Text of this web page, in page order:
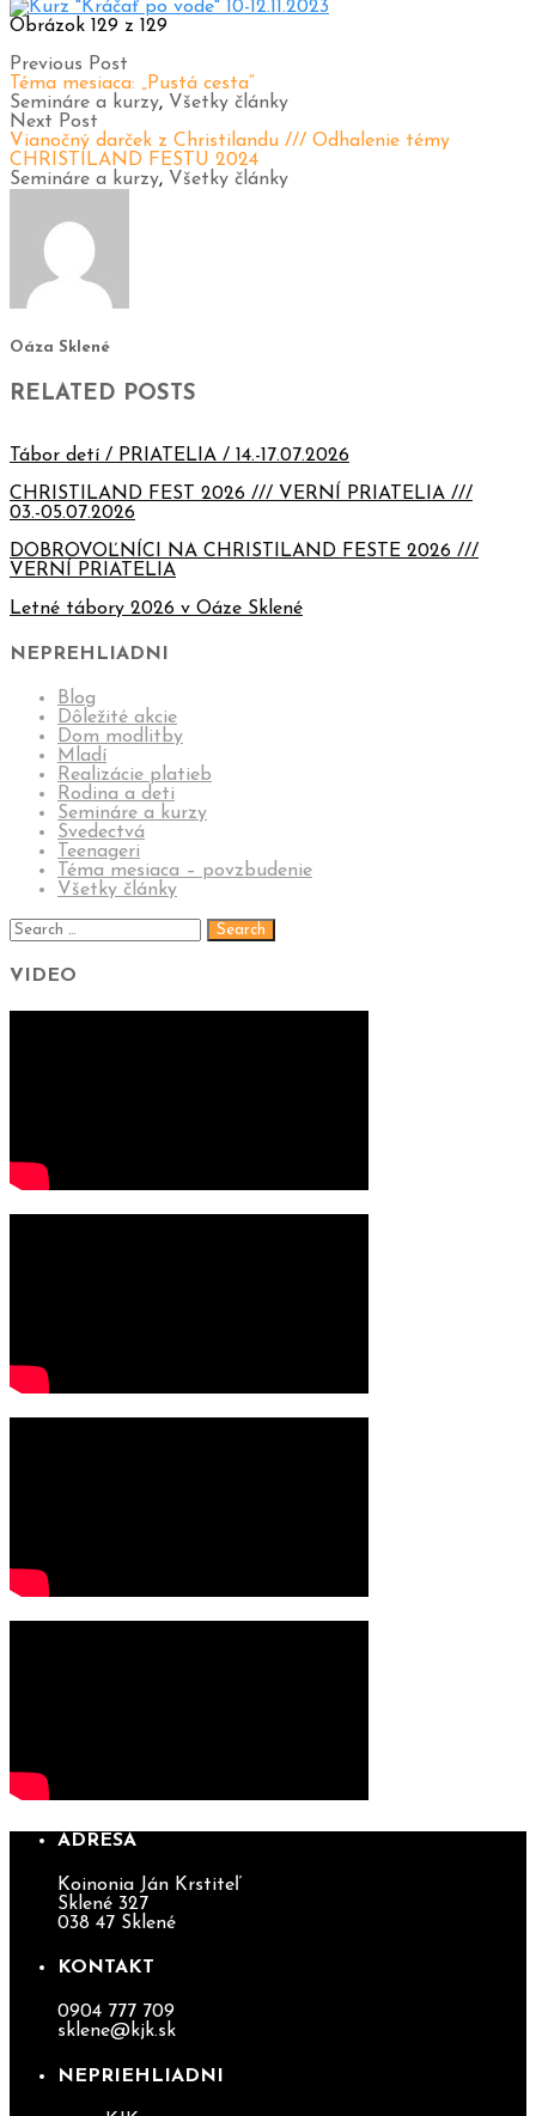
Obrázok 129 z 129
Previous Post
Téma mesiaca: „Pustá cesta“
Semináre a kurzy, Všetky články
Next Post
Vianočný darček z Christilandu /// Odhalenie témy
CHRISTILAND FESTU 2024
Semináre a kurzy, Všetky články
Oáza Sklené
RELATED POSTS
Tábor detí / PRIATELIA / 14.-17.07.2026
CHRISTILAND FEST 2026 /// VERNÍ PRIATELIA ///
03.-05.07.2026
DOBROVOĽNÍCI NA CHRISTILAND FESTE 2026 ///
VERNÍ PRIATELIA
Letné tábory 2026 v Oáze Sklené
NEPREHLIADNI
Blog
Dôležité akcie
Dom modlitby
Mladí
Realizácie platieb
Rodina a deti
Semináre a kurzy
Svedectvá
Teenageri
Téma mesiaca – povzbudenie
Všetky články
VIDEO
ADRESA
Koinonia Ján Krstiteľ
Sklené 327
038 47 Sklené
KONTAKT
0904 777 709
sklene@kjk.sk
NEPRIEHLIADNI